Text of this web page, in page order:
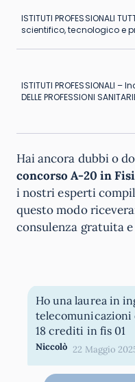
ISTITUTI PROFESSIONALI
scientifico, tecnologico e
ISTITUTI PROFESSIONALI –
DELLE PROFESSIONI
Hai ancora dubbi o
concorso A-20 in
i nostri esperti
questo modo
consulenza gratuita
Ho una laurea in
telecomunicazioni
18 crediti in fis 01
Niccolò 22 Maggio